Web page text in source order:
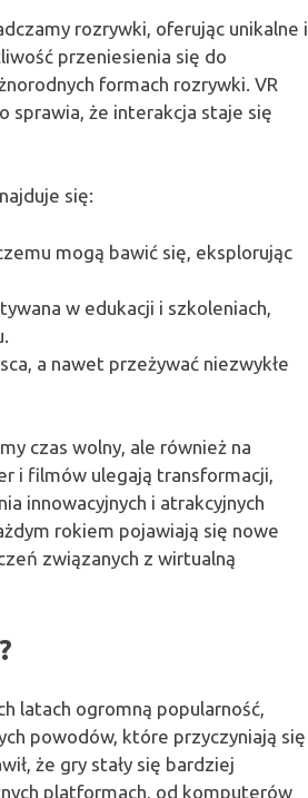
rozrywki, oferując unikalne i
przeniesienia się do
formach rozrywki. VR
sprawia, że interakcja staje się
się:
mogą bawić się, eksplorując
w edukacji i szkoleniach,
a nawet przeżywać niezwykłe
czas wolny, ale również na
i filmów ulegają transformacji,
innowacyjnych i atrakcyjnych
rokiem pojawiają się nowe
związanych z wirtualną
latach ogromną popularność,
powodów, które przyczyniają się
że gry stały się bardziej
platformach, od komputerów